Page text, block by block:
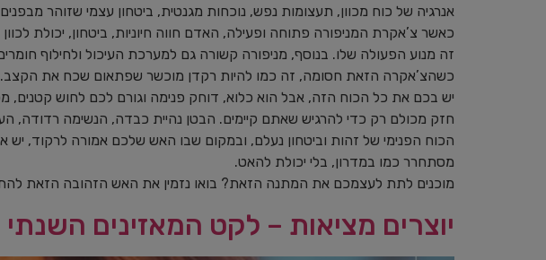
אנרגיה של כוח מכוון, תעצומות נפש, נוכחות מגנטית, ביטחון עצמי שזוהר
כאשר צ’אקרת המניפורה פתוחה ופעילה, האדם חווה חיוניות, ביטחון, יכולת
זה מנוע הפעולה שלו. בנוסף, מניפורה קשורה גם למערכת העיכול ולחילוף
כשהצ’אקרה הזאת חסומה, זה כמו להיות רקדן מוכשר שפתאום שכח את הקצב.
יש בכם את כל הכוח הזה, אבל הוא כלוא, דוחק פנימה וגורם לכם לחוש קטנים,
חזק מכולם רק כדי להרגיש שאתם קיימים. הבטן נהיית כבדה, הנשימה רדודה,
הכוח הפנימי של זהות וביטחון נעלם, ובמקום שבו האש שלכם אמורה לרקוד,
מסתחרר כמו במדרון, בלי יכולת להאט.
מוכנים לתת לעצמכם את המתנה הזאת? בואו נזמין את האש הזהובה הזאת
יוצרים מציאות – לקט המאזינים השנתי